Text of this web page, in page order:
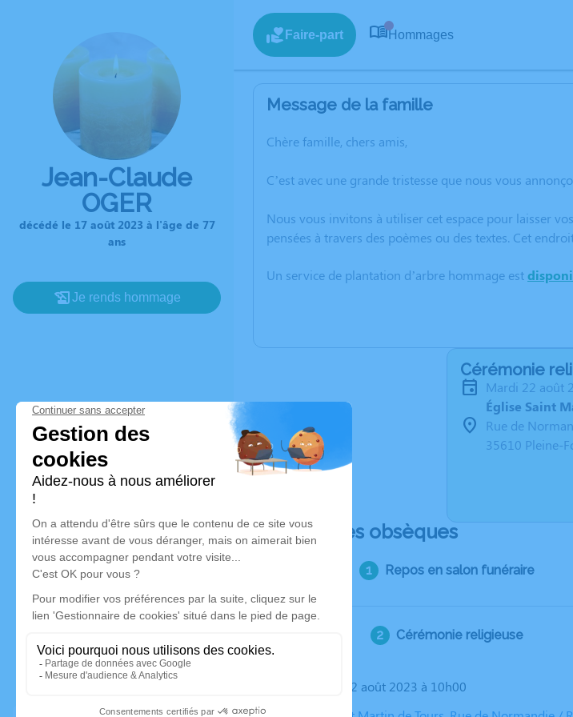
Jean-Claude
OGER
décédé le 17 août 2023 à l'âge de 77
ans
Je rends hommage
Faire-part Hommages
Message de la famille
Chère famille, chers amis,
C’est avec une grande tristesse que nous vous
Nous vous invitons à utiliser cet espace pour laisser
pensées à travers des poèmes ou des textes. Cet
Un service de plantation d’arbre hommage est
Cérémonie
mardi 22
Église Saint
Rue de
35610 Pleine-
Déroulé des obsèques
Repos en salon funéraire
Cérémonie religieuse
Le mardi 22 août 2023 à 10h00